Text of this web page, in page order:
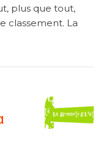
plus que tout,
classement. La